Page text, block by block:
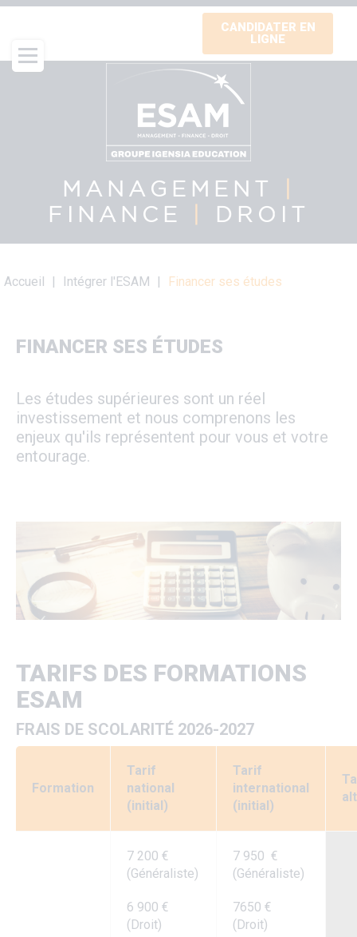
Aller
contenu
principal
CANDIDATER EN
LIGNE
MANAGEMENT
FINANCE
DROIT
Fil
Accueil Intégrer l'ESAM Financer ses études
FINANCER SES ÉTUDES
Les études supérieures sont un réel
investissement et nous comprenons les
enjeux qu'ils représentent pour vous et votre
entourage.
TARIFS DES FORMATIONS
ESAM
FRAIS DE SCOLARITÉ 2026-2027
Formation
Tarif
national
(initial)
Tarif
international
(initial)
7 200 €
(Généraliste)
6 900 €
(Droit)
7 950 €
(Généraliste)
7650 €
(Droit)